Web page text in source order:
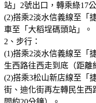
站」2號出口，轉乘綠17
(2)搭乘2淡水信義線至「
車至「大稻埕碼頭站」。
2、步行：
(1)搭乘2淡水信義線至「
生西路往西走到底（距離
(2)搭乘3松山新店線至「
街、迪化街再左轉民生西